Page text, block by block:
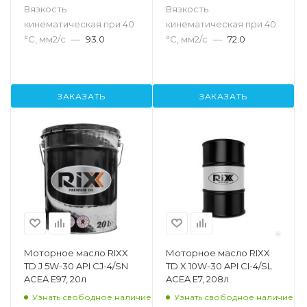
Вязкость
кинематическая при 40
°С, мм2/с — 93.0
ЗАКАЗАТЬ
Вязкость
кинематическая при 40
°С, мм2/с — 72.0
ЗАКАЗАТЬ
Моторное масло RIXX
TD J 5W-30 API CJ-4/SN
ACEA E97, 20л
Узнать свободное наличие
Моторное масло RIXX
TD X 10W-30 API CI-4/SL
ACEA E7, 208л
Узнать свободное наличие